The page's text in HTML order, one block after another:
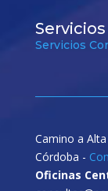
Servicios
Servicios
Camino a
Córdoba -
Oficinas